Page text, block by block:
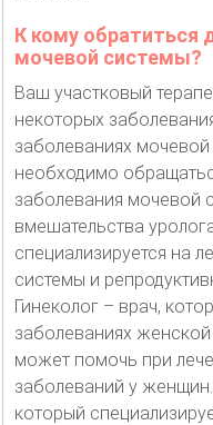
К кому обратиться
мочевой системы?
Ваш участковый
некоторых
заболеваниях
необходимо
заболевания мочевой
вмешательства
специализируется на
системы и
Гинеколог – врач,
заболеваниях
может помочь при
заболеваний у
который